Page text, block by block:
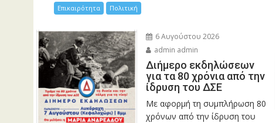
Επικαιρότητα Πολιτική
6 Αυγούστου 2026
admin admin
Διήμερο εκδηλώσεων
για τα 80 χρόνια από την
ίδρυση του ΔΣΕ
Με αφορμή τη συμπλήρωση 80
χρόνων από την ίδρυση του